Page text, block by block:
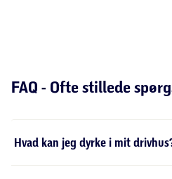
FAQ - Ofte stillede
Hvad kan jeg dyrke i mit